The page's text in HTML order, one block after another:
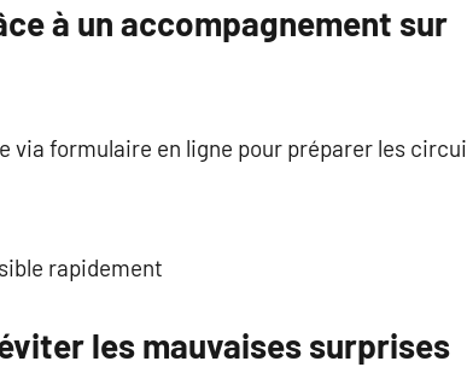
à un accompagnement sur
via formulaire en ligne pour préparer les
rapidement
les mauvaises surprises